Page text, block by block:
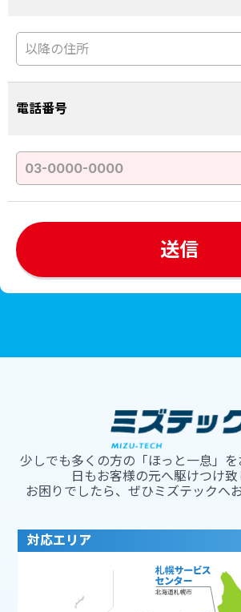
電話番号
少しでも多くの方の「ほっと一息」
日もお客様の元へ駆けつけ致
お困りでしたら、ぜひミズテックへ
対応エリア